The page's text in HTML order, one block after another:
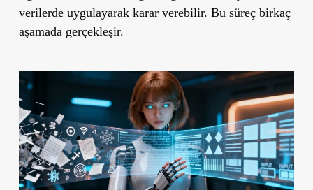
verilerde uygulayarak karar verebilir. Bu süreç birkaç
aşamada gerçekleşir.